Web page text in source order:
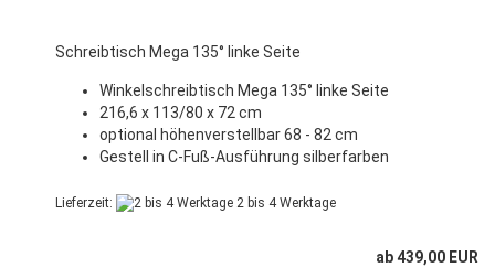
Schreibtisch Mega 135° linke Seite
Winkelschreibtisch Mega 135° linke Seite
216,6 x 113/80 x 72 cm
optional höhenverstellbar 68 - 82 cm
Gestell in C-Fuß-Ausführung silberfarben
Lieferzeit: 2 bis 4 Werktage
ab 439,00 EUR